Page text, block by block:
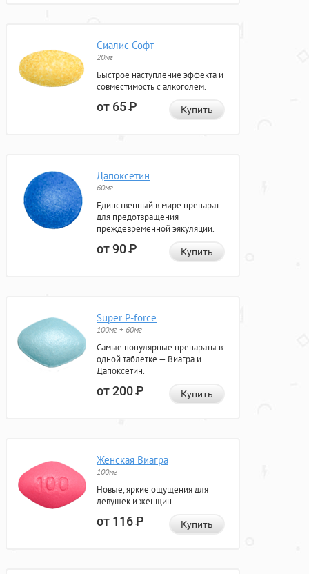
Сиалис Софт
20мг
Быстрое наступление эффекта и
совместимость с алкоголем.
от 65Р Купить
Дапоксетин
60мг
Единственный в мире препарат
для предотвращения
преждевременной эякуляции.
от 90Р Купить
Super P-force
100мг + 60мг
Самые популярные препараты в
одной таблетке — Виагра и
Дапоксетин.
от 200Р Купить
Женская Виагра
100мг
Новые, яркие ощущения для
девушек и женщин.
от 116Р Купить